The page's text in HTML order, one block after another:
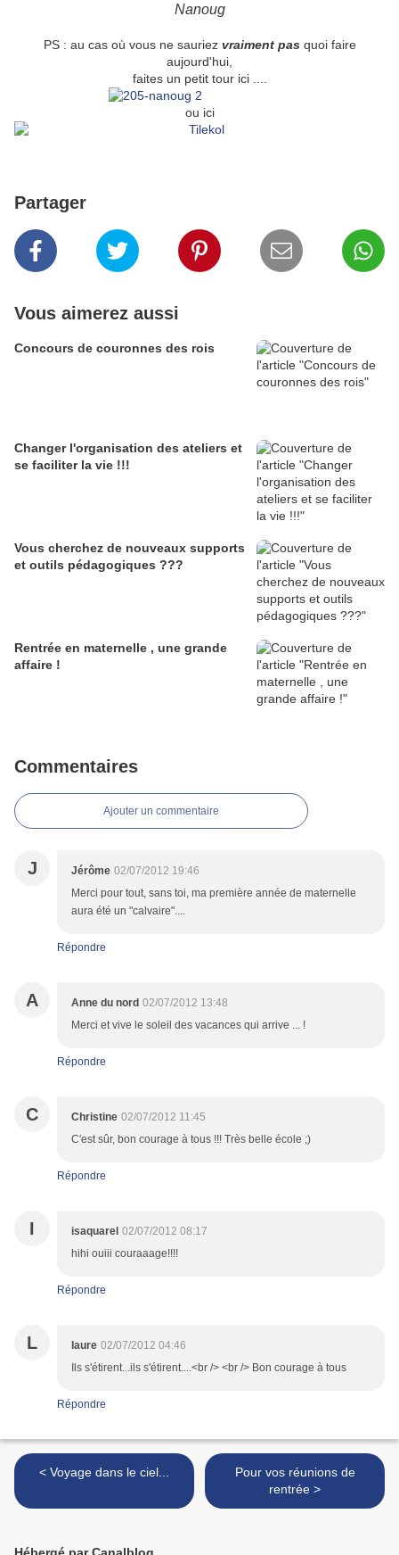
Nanoug
PS : au cas où vous ne sauriezvraiment pasquoi faire
aujourd'hui,
faites un petit tour ici ....
ou ici
Partager
Vous aimerez aussi
Concours de couronnes des rois
Changer l'organisation des ateliers et
se faciliter la vie !!!
Vous cherchez de nouveaux supports
et outils pédagogiques ???
Rentrée en maternelle , une grande
affaire !
Commentaires
Ajouter un commentaire
J Jérôme 02/07/2012 19:46
Merci pour tout, sans toi, ma première année de maternelle
aura été un "calvaire"....
Répondre
A Anne du nord 02/07/2012 13:48
Merci et vive le soleil des vacances qui arrive ... !
Répondre
C Christine 02/07/2012 11:45
C'est sûr, bon courage à tous !!! Très belle école ;)
Répondre
I isaquarel 02/07/2012 08:17
hihi ouiii couraaage!!!!
Répondre
L laure 02/07/2012 04:46
Ils s'étirent...ils s'étirent....<br /> <br /> Bon courage à tous
Répondre
< Voyage dans le ciel...
Pour vos réunions de
rentrée >